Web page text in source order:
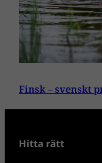
Finsk – svenskt
Hitta rätt